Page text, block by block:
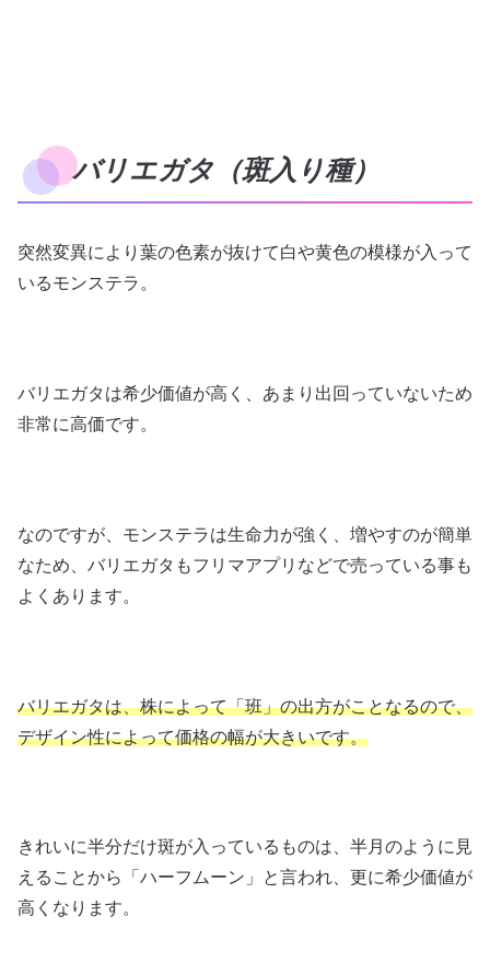
バリエガタ（斑入り種）
突然変異により葉の色素が抜けて白や黄色の模様が入って
いるモンステラ。
バリエガタは希少価値が高く、あまり出回っていないため
非常に高価です。
なのですが、モンステラは生命力が強く、増やすのが簡単
なため、バリエガタもフリマアプリなどで売っている事も
よくあります。
バリエガタは、株によって「班」の出方がことなるので、
デザイン性によって価格の幅が大きいです。
きれいに半分だけ斑が入っているものは、半月のように見
えることから「ハーフムーン」と言われ、更に希少価値が
高くなります。